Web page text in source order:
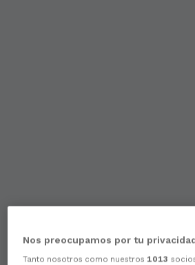
Nos preocupamos por tu
Tanto nosotros como nuestros 1013